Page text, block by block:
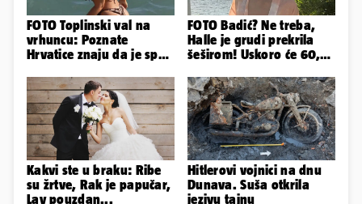
FOTO Toplinski val na
vrhuncu: Poznate
Hrvatice znaju da je spas
FOTO Badić? Ne treba,
Halle je grudi prekrila
šeširom! Uskoro će 60,
Kakvi ste u braku: Ribe
su žrtve, Rak je papučar,
Lav pouzdan...
Hitlerovi vojnici na dnu
Dunava. Suša otkrila
jezivu tajnu